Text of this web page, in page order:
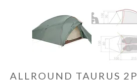
Promo
ALLROUND TAURUS 2P